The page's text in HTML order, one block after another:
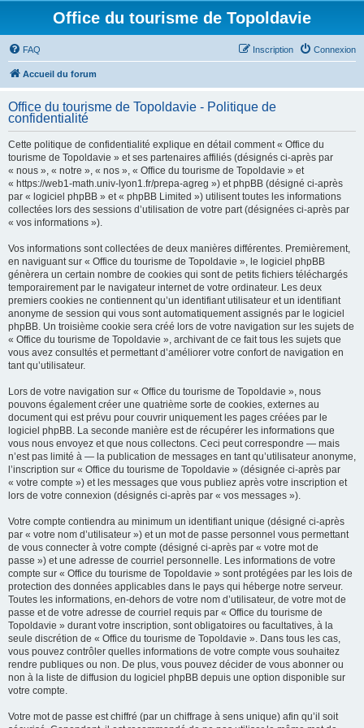
Office du tourisme de Topoldavie
FAQ Connexion
Inscription
Accueil du forum
Office du tourisme de Topoldavie - Politique de
confidentialité
Cette politique de confidentialité explique en détail comment « Office du
tourisme de Topoldavie » et ses partenaires affiliés (désignés ci-après par
« nous », « notre », « nos », « Office du tourisme de Topoldavie » et
« https://web1-math.univ-lyon1.fr/prepa-agreg ») et phpBB (désigné ci-après
par « logiciel phpBB » et « phpBB Limited ») utilisent toutes les informations
collectées lors des sessions d’utilisation de votre part (désignées ci-après par
« vos informations »).
Vos informations sont collectées de deux manières différentes. Premièrement,
en naviguant sur « Office du tourisme de Topoldavie », le logiciel phpBB
génèrera un certain nombre de cookies qui sont de petits fichiers téléchargés
temporairement par le navigateur internet de votre ordinateur. Les deux
premiers cookies ne contiennent qu’un identifiant utilisateur et un identifiant
anonyme de session qui vous sont automatiquement assignés par le logiciel
phpBB. Un troisième cookie sera créé lors de votre navigation sur les sujets de
« Office du tourisme de Topoldavie », archivant de ce fait tous les sujets que
vous avez consultés et permettant d’améliorer votre confort de navigation en
tant qu’utilisateur.
Lors de votre navigation sur « Office du tourisme de Topoldavie », nous
pouvons également créer une quatrième sorte de cookies, externes au
document qui est prévu pour couvrir uniquement les pages créées par le
logiciel phpBB. La seconde manière est de récupérer les informations que
vous nous envoyez et que nous collectons. Ceci peut correspondre — mais
n’est pas limité à — la publication de messages en tant qu’utilisateur anonyme,
l’inscription sur « Office du tourisme de Topoldavie » (désignée ci-après par
« votre compte ») et les messages que vous publiez après votre inscription et
lors de votre connexion (désignés ci-après par « vos messages »).
Votre compte contiendra au minimum un identifiant unique (désigné ci-après
par « votre nom d’utilisateur ») et un mot de passe personnel vous permettant
de vous connecter à votre compte (désigné ci-après par « votre mot de
passe ») et une adresse de courriel personnelle. Les informations de votre
compte sur « Office du tourisme de Topoldavie » sont protégées par les lois de
protection des données applicables dans le pays qui héberge notre serveur.
Toutes les informations, en-dehors de votre nom d’utilisateur, de votre mot de
passe et de votre adresse de courriel requis par « Office du tourisme de
Topoldavie » durant votre inscription, sont obligatoires ou facultatives, à la
seule discrétion de « Office du tourisme de Topoldavie ». Dans tous les cas,
vous pouvez contrôler quelles informations de votre compte vous souhaitez
rendre publiques ou non. De plus, vous pouvez décider de vous abonner ou
non à la liste de diffusion du logiciel phpBB depuis une option disponible sur
votre compte.
Votre mot de passe est chiffré (par un chiffrage à sens unique) afin qu’il soit